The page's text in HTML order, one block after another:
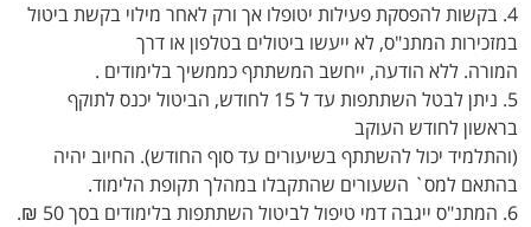
4. בקשות להפסקת פעילות יטופלו אך ורק לאחר מילוי בקשת ביטול
במזכירות המתנ"ס, לא ייעשו ביטולים בטלפון או דרך
המורה. ללא הודעה, ייחשב המשתתף כממשיך בלימודים .
5. ניתן לבטל השתתפות עד ל 15 לחודש, הביטול יכנס לתוקף
בראשון לחודש העוקב
(והתלמיד יכול להשתתף בשיעורים עד סוף החודש). החיוב יהיה
בהתאם למס` השעורים שהתקבלו במהלך תקופת הלימוד.
6. המתנ"ס ייגבה דמי טיפול לביטול השתתפות בלימודים בסך 50 ₪.